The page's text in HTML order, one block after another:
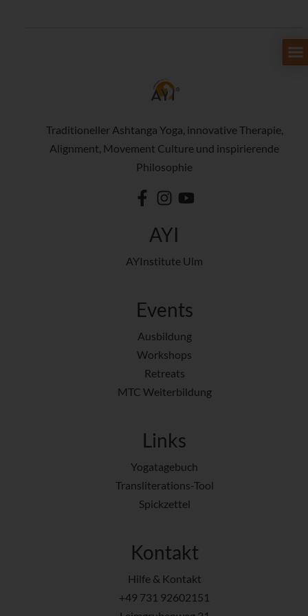
Traditioneller Ashtanga Yoga, innovative Therapie,
Alignment, Movement Culture und inspirierende
Philosophie
AYI
AYInstitute Ulm
Events
Ausbildung
Workshops
Retreats
MTC Weiterbildung
Links
Yogatagebuch
Transliterations-Tool
Spickzettel
Kontakt
Hilfe & Kontakt
+49 731 92602151